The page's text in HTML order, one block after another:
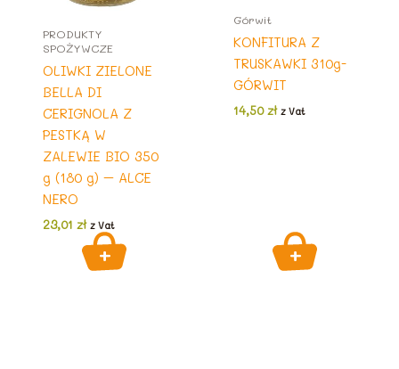
PRODUKTY
SPOŻYWCZE
OLIWKI ZIELONE
BELLA DI
CERIGNOLA Z
PESTKĄ W
ZALEWIE BIO 350
g (180 g) – ALCE
NERO
23,01 zł z Vat
Górwit
KONFITURA Z
TRUSKAWKI 310g-
GÓRWIT
14,50zł z Vat